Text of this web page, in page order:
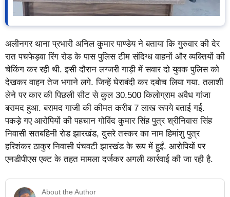
अलीनगर थाना प्रभारी अनिल कुमार पाण्डेय ने बताया कि गुरुवार की देर
रात पचफेड़वा रिंग रोड के पास पुलिस टीम संदिग्ध वाहनों और व्यक्तियों की
चेकिंग कर रही थी. इसी दौरान लग्जरी गाड़ी में सवार दो युवक पुलिस को
देखकर वाहन तेज भगाने लगे. जिन्हें घेराबंदी कर दबोच लिया गया. तलाशी
लेने पर कार की पिछली सीट से कुल 30.500 किलोग्राम अवैध गांजा
बरामद हुआ. बरामद गाजी की कीमत करीब 7 लाख रूपये बताई गई.
पकड़े गए आरोपियों की पहचान गोविंद कुमार सिंह पुत्र श्रीनिवास सिंह
निवासी सतबहिनी रोड झारखंड, दुसरे तस्कर का नाम हिमांशु पुत्र
हरिशंकर ठाकुर निवासी पंचवटी झारखंड के रूप में हुईं. आरोपियों पर
एनडीपीएस एक्ट के तहत मामला दर्जकर अगली कार्रवाई की जा रही है.
About the Author